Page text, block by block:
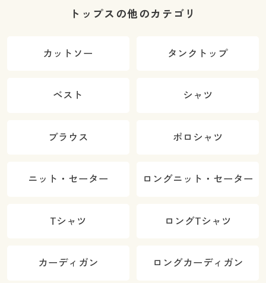
トップスの他のカテゴリ
カットソー タンクトップ
ベスト シャツ
ブラウス ポロシャツ
ニット・セーター ロングニット・セーター
Tシャツ ロングTシャツ
カーディガン ロングカーディガン